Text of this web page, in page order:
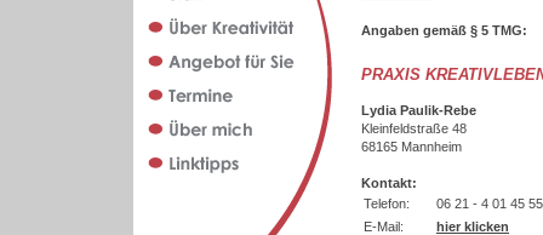
Angaben gemäß § 5 TMG:
PRAXIS
Lydia Paulik-Rebe
Kleinfeldstraße 48
68165 Mannheim
Kontakt:
Telefon:
06 21 - 4 01 45 55
E-Mail:
hier klicken